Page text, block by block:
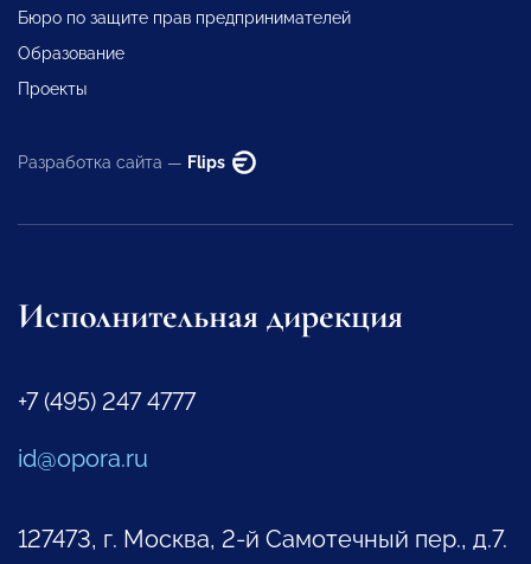
Бюро по защите прав предпринимателей
Образование
Проекты
Разработка сайта — Flips
Исполнительная дирекция
+7 (495) 247 4777
id@opora.ru
127473, г. Москва, 2-й Самотечный пер., д.7.